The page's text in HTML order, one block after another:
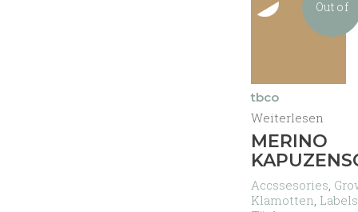
Out of
tbco
Weiterlesen
MERINO
Accssesories,
Klamotten, Labels